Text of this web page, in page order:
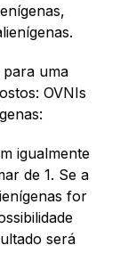
uma
OVNIs
igualmente
de 1. Se a
for
será